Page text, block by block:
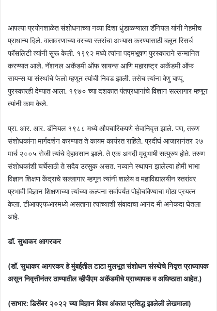
आपल्या प्रयोगशाळेत संशोधनाच्या नव्या दिशा धुंडाळण्याला डॅनियल यांनी नेहमीच
प्राधान्य दिले. वातावरणाच्या वरच्या स्तरांचा अभ्यास करण्यासाठी बलून रिसर्च
फॉसलिटी त्यांनी सुरू केली. १९९२ मध्ये त्यांना पद्मभूषण पुरस्काराने सन्मानित
करण्यात आले. नॅशनल अकॅडमी ऑफ सायन्स आणि महाराष्ट्र अकॅडमी ऑफ
सायन्स या संस्थांचे फेलो म्हणून त्यांची निवड झाली. तसेच त्यांना वेणु बाप्पू
पुरस्कारही देण्यात आला. १९७० च्या दशकात पंतप्रधानांचे विज्ञान सल्लागार म्हणून
त्यांनी काम केले.
प्रा. आर. आर. डॅनियल १९८८ मध्ये औपचारिकपणे सेवानिवृत्त झाले. पण, तरुण
संशोधकांना मार्गदर्शन करण्यात ते कायम कार्यरत राहिले. प्रदीर्घ आजारानंतर २७
मार्च २००५ रोजी त्यांचे देहावसान झाले. ते एक अगदी मृदुभाषी सत्पुरुष होते. तरुण
संशोधकांशी चर्चेसाठी ते सदैव उत्सुक असत. नव्याने स्थापन झालेल्या होमी भाभा
विज्ञान शिक्षण केंद्राचे सल्लागार म्हणून त्यांनी शालेय व महाविद्यालयीन स्तरांवर
प्रभावी विज्ञान शिक्षणाच्या त्यांच्या कल्पना सर्वांपर्यंत पोहोचविण्याचा मोठा प्रयत्न
केला. टीआयएफआरमध्ये असताना त्यांच्याशी संवादाचा आनंद मी अनेकदा घेतला
आहे.
डॉ. सुधाकर आगरकर
(डॉ. सुधाकर आगरकर हे मुंबईतील टाटा मुलभूत संशोधन संस्थेचे निवृत्त प्राध्यापक
असून निवृत्तीनंतर ठाण्यातील व्हीपीएम अकॅडमीचे प्राध्यापक व अधिष्ठाता आहेत.)
(साभार: डिसेंबर २०२२ च्या विज्ञान विश्व अंकात प्रसिद्ध झालेली लेखमाला)